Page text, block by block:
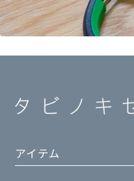
アイテム